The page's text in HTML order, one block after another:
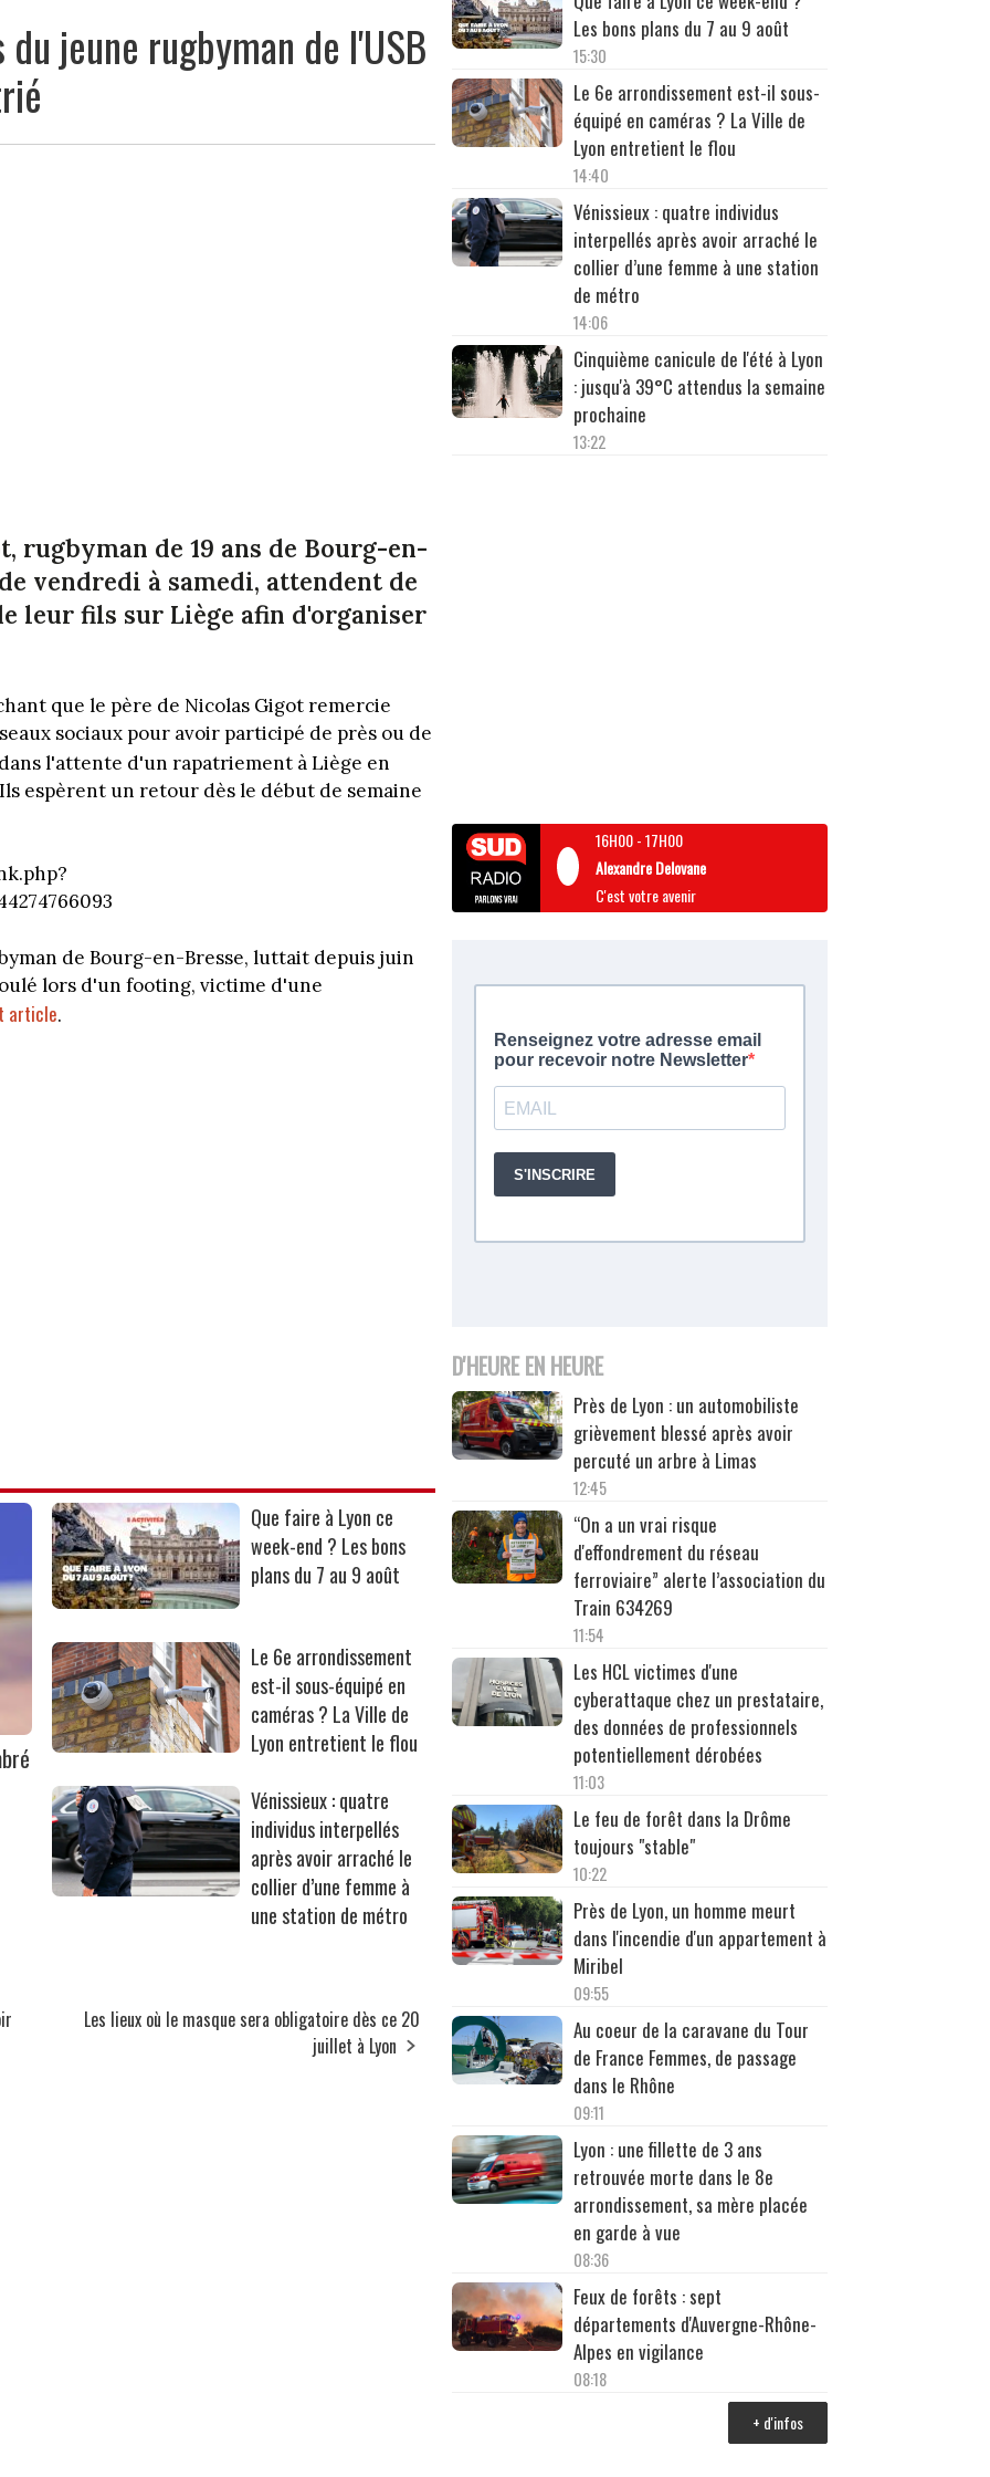
jeune rugbyman de l'USB
rugbyman de 19 ans de Bourg-en-
vendredi à samedi, attendent de
leur fils sur Liège afin d'organiser
que le père de Nicolas Gigot remercie
sociaux pour avoir participé de près ou de
l'attente d'un rapatriement à Liège en
espèrent un retour dès le début de semaine
de Bourg-en-Bresse, luttait depuis juin
lors d'un footing, victime d'une
article.
Que faire à Lyon ce
week-end ? Les bons
plans du 7 au 9 août
Le 6e arrondissement
est-il sous-équipé en
caméras ? La Ville de
Lyon entretient le flou
Vénissieux : quatre
individus interpellés
après avoir arraché le
collier d’une femme à
une station de métro
Les lieux où le masque sera obligatoire dès ce 20
juillet à Lyon
Les bons plans du 7 au 9 août
15:30
Le 6e arrondissement est-il sous-
équipé en caméras ? La Ville de
Lyon entretient le flou
14:40
Vénissieux : quatre individus
interpellés après avoir arraché le
collier d’une femme à une station
de métro
14:06
Cinquième canicule de l'été à Lyon
: jusqu'à 39°C attendus la semaine
prochaine
13:22
16H00-17H00
Alexandre Delovane
C'est votre avenir
D'HEURE EN HEURE
Près de Lyon : un automobiliste
grièvement blessé après avoir
percuté un arbre à Limas
12:45
“On a un vrai risque
d'effondrement du réseau
ferroviaire” alerte l’association du
Train 634269
11:54
Les HCL victimes d'une
cyberattaque chez un prestataire,
des données de professionnels
potentiellement dérobées
11:03
Le feu de forêt dans la Drôme
toujours "stable"
10:22
Près de Lyon, un homme meurt
dans l'incendie d'un appartement à
Miribel
09:55
Au coeur de la caravane du Tour
de France Femmes, de passage
dans le Rhône
09:11
Lyon : une fillette de 3 ans
retrouvée morte dans le 8e
arrondissement, sa mère placée
en garde à vue
08:36
Feux de forêts : sept
départements d'Auvergne-Rhône-
Alpes en vigilance
08:18
+ d'infos